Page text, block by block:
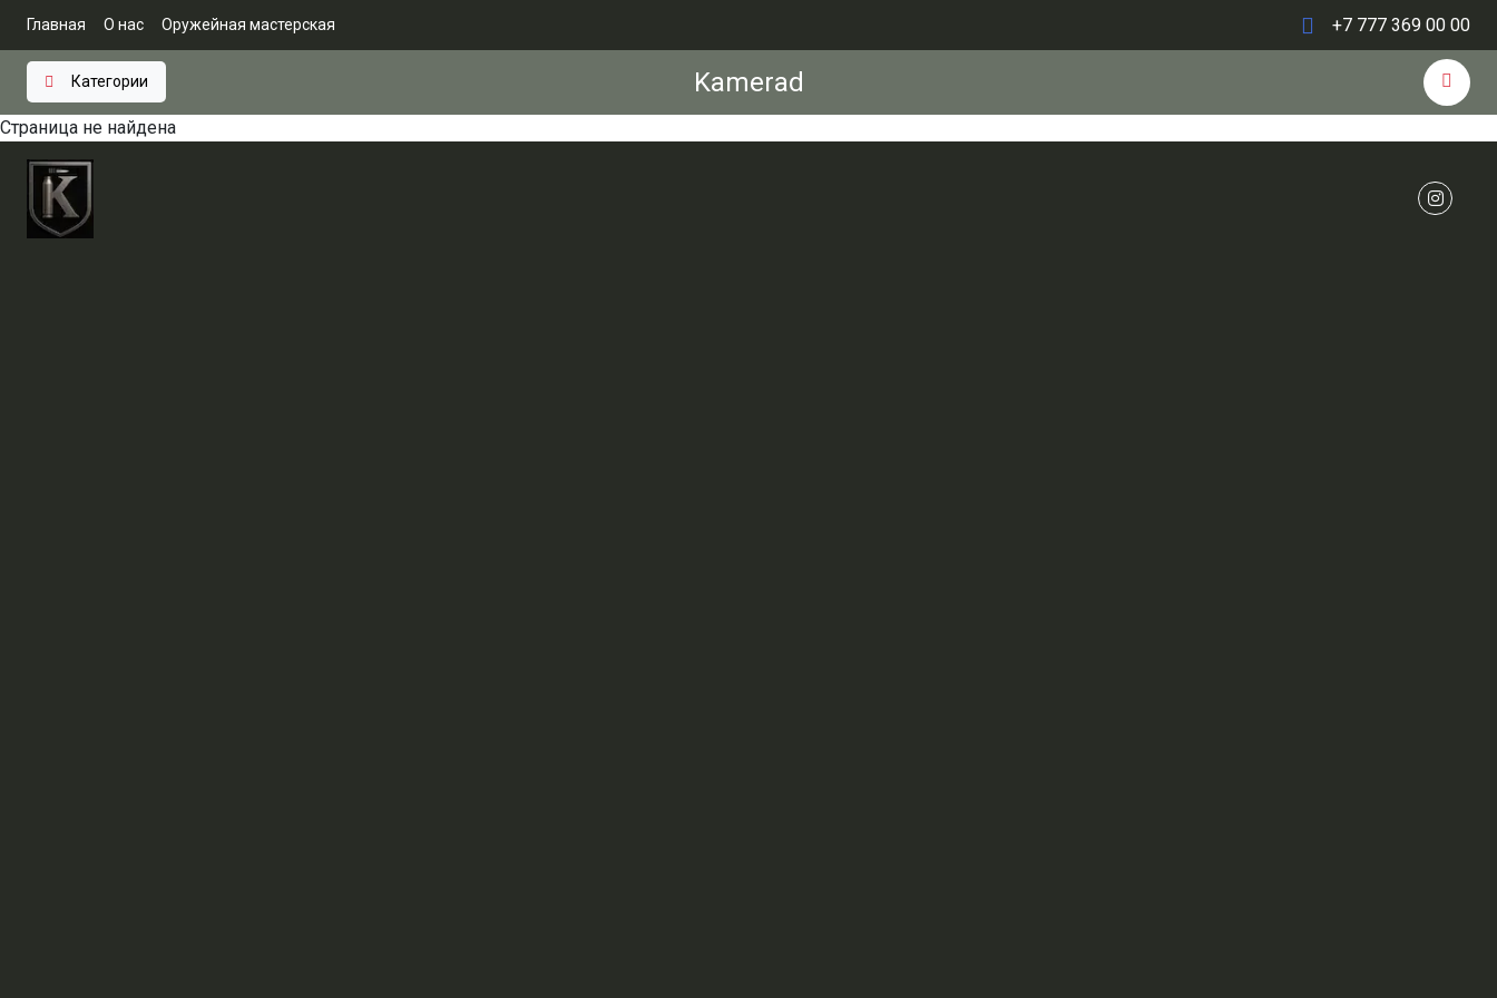
Главная О нас Оружейная мастерская +7 777 369 00 00
Категории Kamerad
Страница не найдена